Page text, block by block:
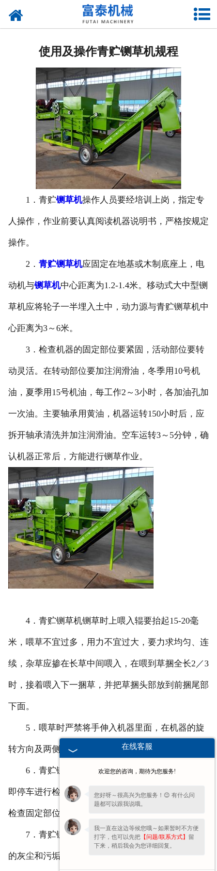
资质荣誉
新闻中心
厂房设备
联系我们
使用及操作青贮铡草机规程
1．青贮铡草机操作人员要经培训上岗，指定专
人操作，作业前要认真阅读机器说明书，严格按规定
操作。
2． 青贮铡草机应固定在地基或木制底座上，电
动机与铡草机中心距离为1.2-1.4米。移动式大中型铡
草机应将轮子一半埋入土中，动力源与青贮铡草机中
心距离为3～6米。
3．检查机器的固定部位要紧固，活动部位要转
动灵活。在转动部位要加注润滑油，冬季用10号机
油，夏季用15号机油，每工作2～3小时，各加油孔加
一次油。主要轴承用黄油，机器运转150小时后，应
拆开轴承清洗并加注润滑油。空车运转3～5分钟，确
认机器正常后，方能进行铡草作业。
4．青贮铡草机铡草时上喂入辊要抬起15-20毫
米，喂草不宜过多，用力不宜过大，要力求均匀、连
续，杂草应掺在长草中间喂入，在喂到草捆全长2／3
时，接着喂入下一捆草，并把草捆头部放到前捆尾部
下面。
5．喂草时严禁将手伸入机器里面，在机器的旋
转方向及两侧不准站人，以免机器伤人。
6．青贮铡草机工作时如听到机器有异音，要立
即停车进行检查，严禁不停车清理和调整机器。经常
检查固定部位是否锁紧，各防护罩是否安全可靠。
7．青贮铡草机在每班工作完毕，要清除机器上
的灰尘和污垢，并妥善保管设备。
在线客服
欢迎您的咨询，期待为您服务!
您好呀～很高兴为您服务！😊 有什么问
题都可以跟我说哦。
我一直在这边等候您哦～如果暂时不方便
打字，也可以先把 【问题/联系方式】 留
下来，稍后我会为您详细回复。